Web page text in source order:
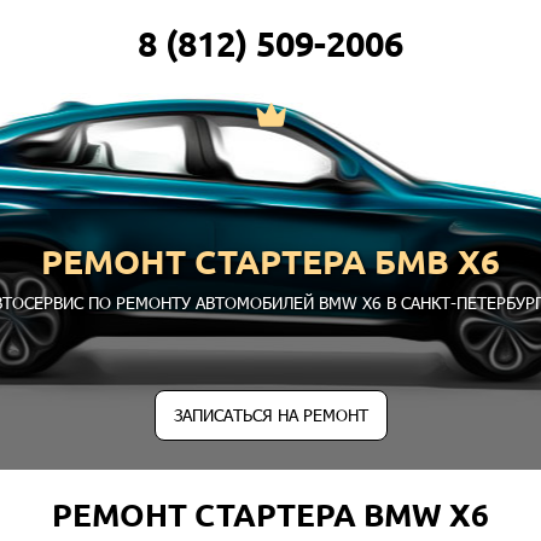
8 (812) 509-2006
РЕМОНТ СТАРТЕРА БМВ Х6
ПО РЕМОНТУ АВТОМОБИЛЕЙ BMW X6 В САНКТ-
ЗАПИСАТЬСЯ НА РЕМОНТ
РЕМОНТ СТАРТЕРА BMW X6